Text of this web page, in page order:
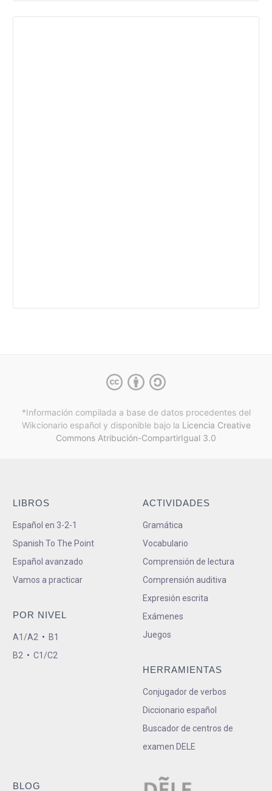
*Información compilada a base de datos procedentes del
Wikcionario español y disponible bajo la Licencia Creative
Commons Atribución-CompartirIgual 3.0
LIBROS
Español en 3-2-1
Spanish To The Point
Español avanzado
Vamos a practicar
POR NIVEL
A1/A2 • B1
B2 • C1/C2
ACTIVIDADES
Gramática
Vocabulario
Comprensión de lectura
Comprensión auditiva
Expresión escrita
Exámenes
Juegos
HERRAMIENTAS
Conjugador de verbos
Diccionario español
Buscador de centros de
examen DELE
BLOG